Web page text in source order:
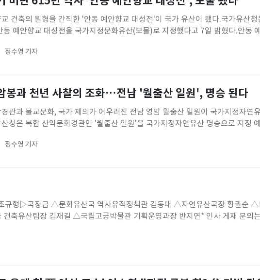
건축의 원형을 간직한 '안동 예안향교 대성전'이 국가 유산이 됐다.국가유산청
동 예안향교 대성전을 국가지정문화유산(보물)로 지정했다고 7일 밝혔다.안동
교육과 향촌 사회 운영의 중심 역할을 담당해 역사적 가치와 희소성이 높다는
정수영 기자
봉과 천년 사찰의 조화…전남 '월출산 일원', 명승 된다
관과 불교문화, 국가 제의가 어우러진 전남 영암 월출산 일원이 국가지정자연
청은 복합 산악문화경관인 '월출산 일원'을 국가지정자연유산 명승으로 지정
은 통일신라 시기부터 국가 제사가 거행된 곳으로, 산악신앙과 국가 의례의 전
정수영 기자
형▷국장급 △문화유산국 역사유적정책관 김동대 △자연유산국장 황권순 △
유산팀장 김재길 △국립고궁박물관 기획운영과장 반지연* 인사 게재 문의는